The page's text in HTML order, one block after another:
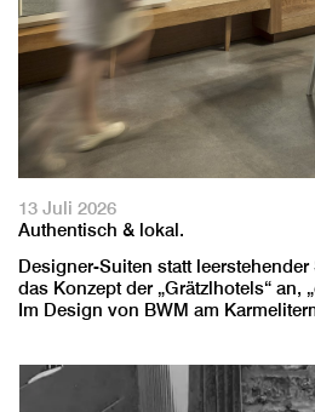
13 Juli 2026
Authentisch & lokal.
Designer-Suiten statt
das Konzept der „Grätzlhotels“ an,
Im Design von BWM am